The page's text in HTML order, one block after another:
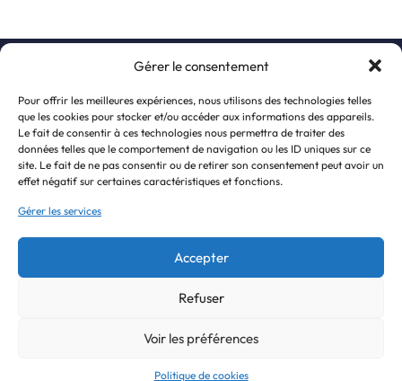
Gérer le consentement
Pour offrir les meilleures expériences, nous utilisons des technologies telles
que les cookies pour stocker et/ou accéder aux informations des appareils.
Le fait de consentir à ces technologies nous permettra de traiter des
données telles que le comportement de navigation ou les ID uniques sur ce
site. Le fait de ne pas consentir ou de retirer son consentement peut avoir un
effet négatif sur certaines caractéristiques et fonctions.
Gérer les services
Accepter
Refuser
Voir les préférences
Politique de cookies
S’inscrire à la newsletter
© 2022 United Persons For Humanness